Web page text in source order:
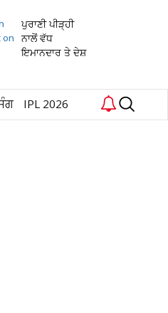
ਪੁਰਾਣੀ ਪੀੜ੍ਹੀ
ਨਾਲੋਂ ਵੱਧ
ਇਮਾਨਦਾਰ ਤੇ ਦੇਸ਼
IPL 2026